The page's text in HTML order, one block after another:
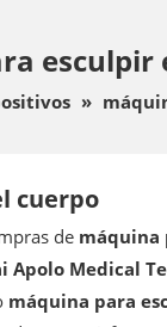
esculpir
»
cuerpo
de máquina
Apolo Medical
máquina para